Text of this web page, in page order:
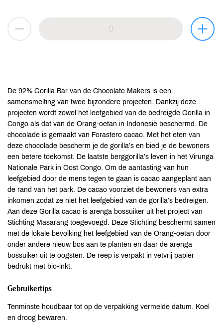
De 92% Gorilla Bar van de Chocolate Makers is een
samensmelting van twee bijzondere projecten. Dankzij deze
projecten wordt zowel het leefgebied van de bedreigde Gorilla in
Congo als dat van de Orang-oetan in Indonesië beschermd. De
chocolade is gemaakt van Forastero cacao. Met het eten van
deze chocolade bescherm je de gorilla’s en bied je de bewoners
een betere toekomst. De laatste berggorilla’s leven in het Virunga
Nationale Park in Oost Congo. Om de aantasting van hun
leefgebied door de mens tegen te gaan is cacao aangeplant aan
de rand van het park. De cacao voorziet de bewoners van extra
inkomen zodat ze niet het leefgebied van de gorilla’s bedreigen.
Aan deze Gorilla cacao is arenga bossuiker uit het project van
Stichting Masarang toegevoegd. Deze Stichting beschermt samen
met de lokale bevolking het leefgebied van de Orang-oetan door
onder andere nieuw bos aan te planten en daar de arenga
bossuiker uit te oogsten. De reep is verpakt in vetvrij papier
bedrukt met bio-inkt.
Gebruikertips
Tenminste houdbaar tot op de verpakking vermelde datum. Koel
en droog bewaren.